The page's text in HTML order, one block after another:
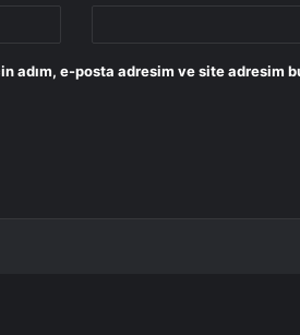
adım, e-posta adresim ve site adresim